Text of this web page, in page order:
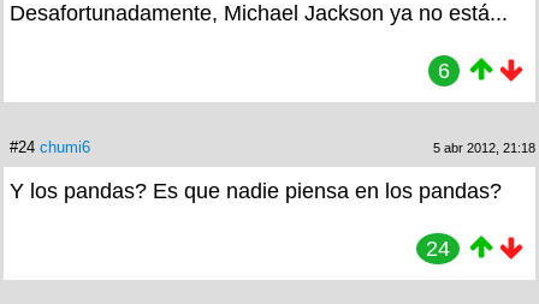
Desafortunadamente, Michael Jackson ya no está...
6
#24 chumi6 5 abr 2012, 21:18
Y los pandas? Es que nadie piensa en los pandas?
24